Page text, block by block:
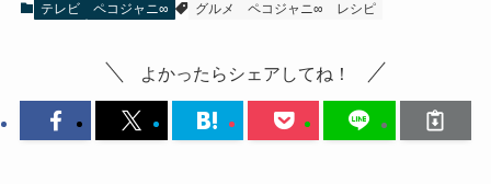
テレビ ペコジャニ∞ グルメ ペコジャニ∞ レシピ
よかったらシェアしてね！